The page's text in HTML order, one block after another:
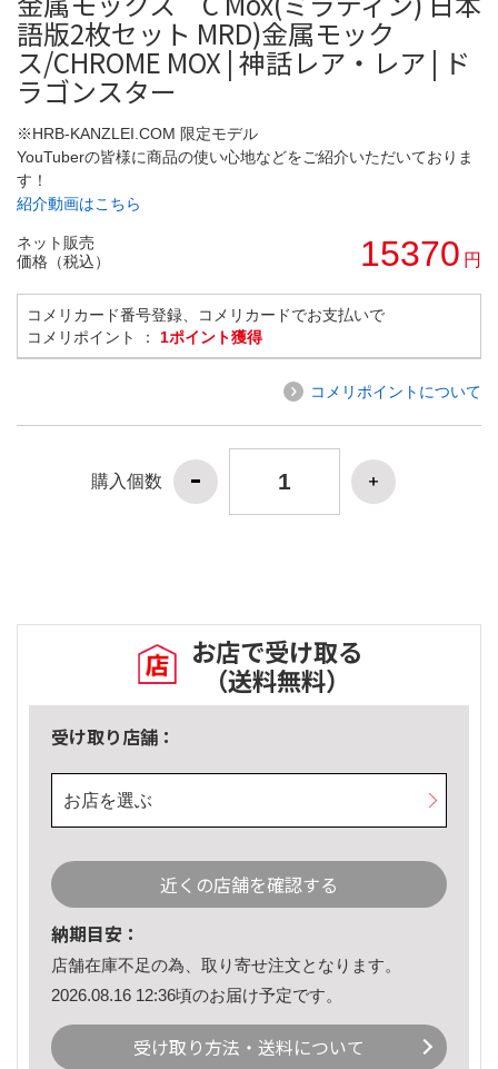
語版2枚セット MRD)金属モック
ス/CHROME MOX | 神話レア・レア | ド
ラゴンスター
※HRB-KANZLEI.COM 限定モデル
YouTuberの皆様に商品の使い心地などをご紹介いただいておりま
す！
紹介動画はこちら
ネット販売
価格（税込）
15370 円
コメリカード番号登録、コメリカードでお支払いで
コメリポイント ： 1ポイント獲得
コメリポイントについて
購入個数
お店で受け取る
（送料無料）
受け取り店舗：
お店を選ぶ
近くの店舗を確認する
納期目安：
店舗在庫不足の為、取り寄せ注文となります。
2026.08.16 12:36頃のお届け予定です。
受け取り方法・送料について